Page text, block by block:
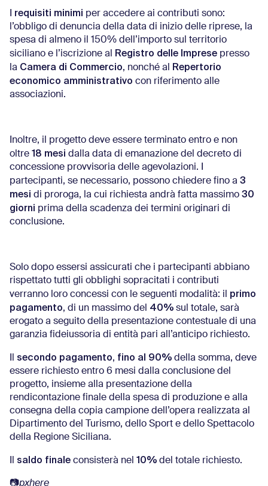
requisiti minimi per accedere ai contributi sono:
l’obbligo di denuncia della data di inizio delle riprese, la
spesa di almeno il 150% dell’importo sul territorio
siciliano e l’iscrizione al Registro delle Imprese presso
la Camera di Commercio, nonché al Repertorio
economico amministrativo con riferimento alle
associazioni.
Inoltre, il progetto deve essere terminato entro e non
oltre 18 mesi dalla data di emanazione del decreto di
concessione provvisoria delle agevolazioni. I
partecipanti, se necessario, possono chiedere fino a 3
mesi di proroga, la cui richiesta andrà fatta massimo 30
giorni prima della scadenza dei termini originari di
conclusione.
Solo dopo essersi assicurati che i partecipanti abbiano
rispettato tutti gli obblighi sopracitati i contributi
verranno loro concessi con le seguenti modalità: il primo
pagamento, di un massimo del 40% sul totale, sarà
erogato a seguito della presentazione contestuale di una
garanzia fideiussoria di entità pari all’anticipo richiesto.
secondo pagamento, fino al 90% della somma, deve
essere richiesto entro 6 mesi dalla conclusione del
progetto, insieme alla presentazione della
rendicontazione finale della spesa di produzione e alla
consegna della copia campione dell’opera realizzata al
Dipartimento del Turismo, dello Sport e dello Spettacolo
della Regione Siciliana.
saldo finale consisterà nel 10% del totale richiesto.
📷pxhere